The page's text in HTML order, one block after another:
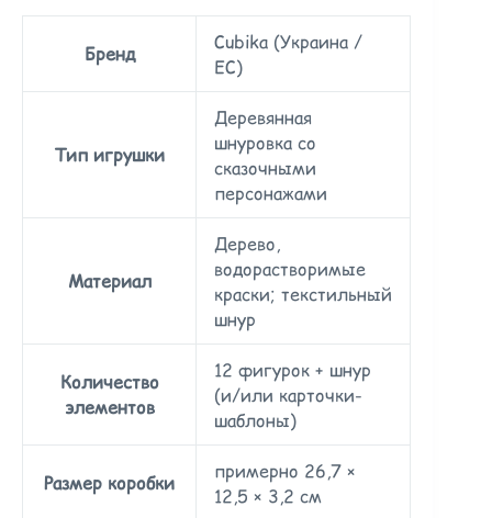
Бренд
Cubika (Украина /
ЕС)
Тип игрушки
Деревянная
шнуровка со
сказочными
персонажами
Материал
Дерево,
водорастворимые
краски; текстильный
шнур
Количество
элементов
12 фигурок + шнур
(и/или карточки-
шаблоны)
Размер коробки
примерно 26,7 ×
12,5 × 3,2 см